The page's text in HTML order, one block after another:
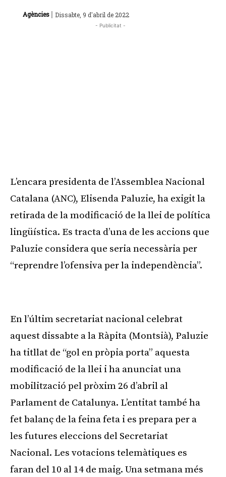
Agències | Dissabte, 9 d'abril de 2022
- Publicitat -
L’encara presidenta de l’Assemblea Nacional
Catalana (ANC), Elisenda Paluzie, ha exigit la
retirada de la modificació de la llei de política
lingüística. Es tracta d’una de les accions que
Paluzie considera que seria necessària per
“reprendre l’ofensiva per la independència”.
En l’últim secretariat nacional celebrat
aquest dissabte a la Ràpita (Montsià), Paluzie
ha titllat de “gol en pròpia porta” aquesta
modificació de la llei i ha anunciat una
mobilització pel pròxim 26 d’abril al
Parlament de Catalunya. L’entitat també ha
fet balanç de la feina feta i es prepara per a
les futures eleccions del Secretariat
Nacional. Les votacions telemàtiques es
faran del 10 al 14 de maig. Una setmana més